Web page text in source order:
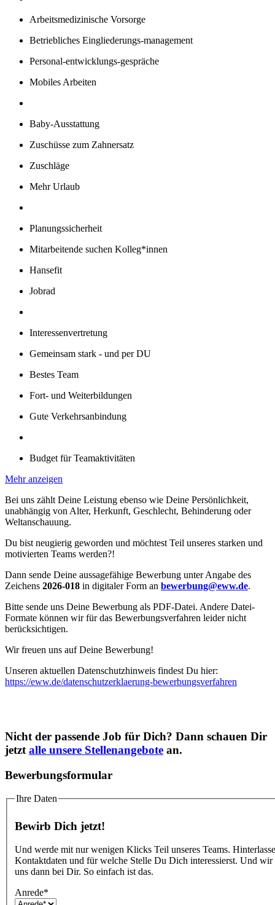
Arbeitsmedizinische Vorsorge
Betriebliches Eingliederungs-management
Personal-entwicklungs-gespräche
Mobiles Arbeiten
Baby-Ausstattung
Zuschüsse zum Zahnersatz
Zuschläge
Mehr Urlaub
Planungssicherheit
Mitarbeitende suchen Kolleg*innen
Hansefit
Jobrad
Interessenvertretung
Gemeinsam stark - und per DU
Bestes Team
Fort- und Weiterbildungen
Gute Verkehrsanbindung
Budget für Teamaktivitäten
Mehr anzeigen
Bei uns zählt Deine Leistung ebenso wie Deine Persönlichkeit,
unabhängig von Alter, Herkunft, Geschlecht, Behinderung oder
Weltanschauung.
Du bist neugierig geworden und möchtest Teil unseres starken und
motivierten Teams werden?!
Dann sende Deine aussagefähige Bewerbung unter Angabe des
Zeichens 2026-018 in digitaler Form an bewerbung@eww.de.
Bitte sende uns Deine Bewerbung als PDF-Datei. Andere Datei-
Formate können wir für das Bewerbungsverfahren leider nicht
berücksichtigen.
Wir freuen uns auf Deine Bewerbung!
Unseren aktuellen Datenschutzhinweis findest Du hier:
https://eww.de/datenschutzerklaerung-bewerbungsverfahren
Nicht der passende Job für Dich? Dann schauen Dir
jetzt alle unsere Stellenangebote an.
Bewerbungsformular
Ihre Daten
Bewirb Dich jetzt!
Und werde mit nur wenigen Klicks Teil unseres Teams.
Kontaktdaten und für welche Stelle Du Dich interessierst. Und wir
uns dann bei Dir. So einfach ist das.
Anrede*